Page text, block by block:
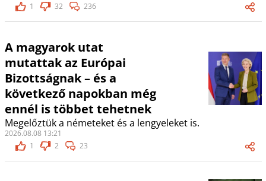
1
32 236
A magyarok utat
mutattak az Európai
Bizottságnak – és a
következő napokban még
ennél is többet tehetnek
Megelőztük a németeket és a lengyeleket is.
2026.08.08 13:21
1
2 23